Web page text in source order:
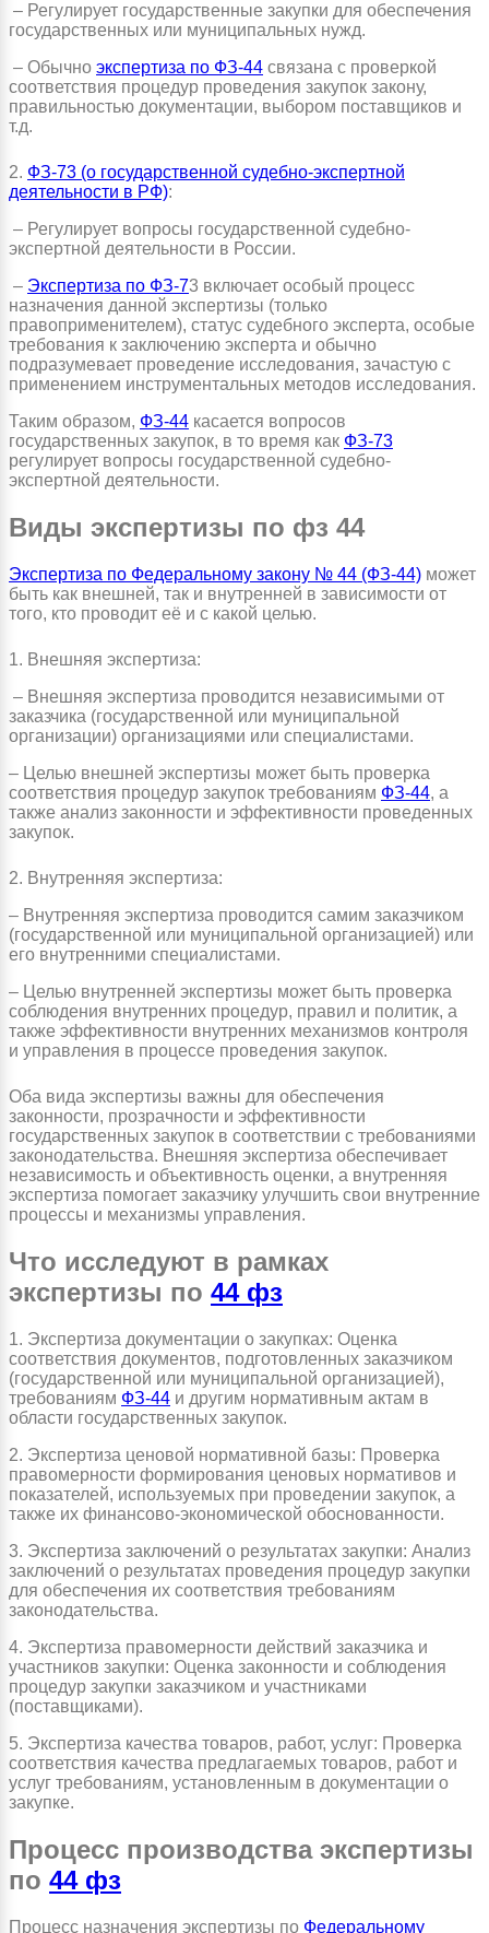
– Регулирует государственные закупки для обеспечения
государственных или муниципальных нужд.
– Обычно экспертиза по ФЗ-44 связана с проверкой
соответствия процедур проведения закупок закону,
правильностью документации, выбором поставщиков и
т.д.
2. ФЗ-73 (о государственной судебно-экспертной
деятельности в РФ):
– Регулирует вопросы государственной судебно-
экспертной деятельности в России.
– Экспертиза по ФЗ-73 включает особый процесс
назначения данной экспертизы (только
правоприменителем), статус судебного эксперта, особые
требования к заключению эксперта и обычно
подразумевает проведение исследования, зачастую с
применением инструментальных методов исследования.
Таким образом, ФЗ-44 касается вопросов
государственных закупок, в то время как ФЗ-73
регулирует вопросы государственной судебно-
экспертной деятельности.
Виды экспертизы по фз 44
Экспертиза по Федеральному закону № 44 (ФЗ-44) может
быть как внешней, так и внутренней в зависимости от
того, кто проводит её и с какой целью.
1. Внешняя экспертиза:
– Внешняя экспертиза проводится независимыми от
заказчика (государственной или муниципальной
организации) организациями или специалистами.
– Целью внешней экспертизы может быть проверка
соответствия процедур закупок требованиям ФЗ-44, а
также анализ законности и эффективности проведенных
закупок.
2. Внутренняя экспертиза:
– Внутренняя экспертиза проводится самим заказчиком
(государственной или муниципальной организацией) или
его внутренними специалистами.
– Целью внутренней экспертизы может быть проверка
соблюдения внутренних процедур, правил и политик, а
также эффективности внутренних механизмов контроля
и управления в процессе проведения закупок.
Оба вида экспертизы важны для обеспечения
законности, прозрачности и эффективности
государственных закупок в соответствии с требованиями
законодательства. Внешняя экспертиза обеспечивает
независимость и объективность оценки, а внутренняя
экспертиза помогает заказчику улучшить свои внутренние
процессы и механизмы управления.
Что исследуют в рамках
экспертизы по 44 фз
1. Экспертиза документации о закупках: Оценка
соответствия документов, подготовленных заказчиком
(государственной или муниципальной организацией),
требованиям ФЗ-44 и другим нормативным актам в
области государственных закупок.
2. Экспертиза ценовой нормативной базы: Проверка
правомерности формирования ценовых нормативов и
показателей, используемых при проведении закупок, а
также их финансово-экономической обоснованности.
3. Экспертиза заключений о результатах закупки: Анализ
заключений о результатах проведения процедур закупки
для обеспечения их соответствия требованиям
законодательства.
4. Экспертиза правомерности действий заказчика и
участников закупки: Оценка законности и соблюдения
процедур закупки заказчиком и участниками
(поставщиками).
5. Экспертиза качества товаров, работ, услуг: Проверка
соответствия качества предлагаемых товаров, работ и
услуг требованиям, установленным в документации о
закупке.
Процесс производства экспертизы
по 44 фз
Процесс назначения экспертизы по Федеральному